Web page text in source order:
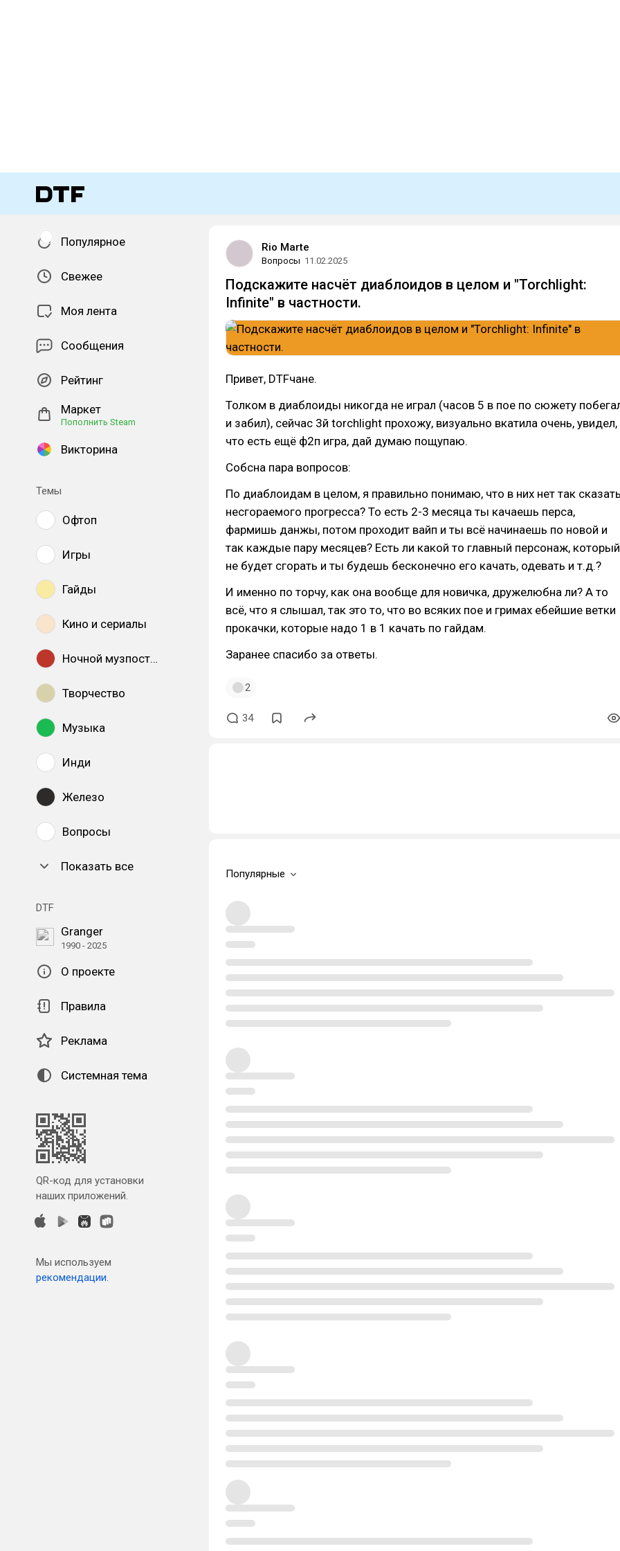
Популярное
Свежее
Моя лента
Сообщения
Рейтинг
Маркет
Пополнить Steam
Викторина
Темы
Офтоп
Игры
Гайды
Кино и сериалы
Ночной музпостинг
Творчество
Музыка
Инди
Железо
Вопросы
Показать все
DTF
Granger
1990 - 2025
О проекте
Правила
Реклама
Системная тема
QR-код для установки
наших приложений.
Мы используем
рекомендации.
Rio Marte
Вопросы 11.02.2025
Подскажите насчёт диаблоидов в целом и "Torchlight:
Infinite" в частности.
Привет, DTFчане.
Толком в диаблоиды никогда не играл (часов 5 в пое по сюжету
и забил), сейчас 3й torchlight прохожу, визуально вкатила очень, увидел,
что есть ещё ф2п игра, дай думаю пощупаю.
Собсна пара вопросов:
По диаблоидам в целом, я правильно понимаю, что в них нет так
несгораемого прогресса? То есть 2-3 месяца ты качаешь перса,
фармишь данжы, потом проходит вайп и ты всё начинаешь по новой и
так каждые пару месяцев? Есть ли какой то главный персонаж, который
не будет сгорать и ты будешь бесконечно его качать, одевать и т.д.?
И именно по торчу, как она вообще для новичка, дружелюбна ли? А то
всё, что я слышал, так это то, что во всяких пое и гримах ебейшие ветки
прокачки, которые надо 1 в 1 качать по гайдам.
Заранее спасибо за ответы.
2
34
Популярные